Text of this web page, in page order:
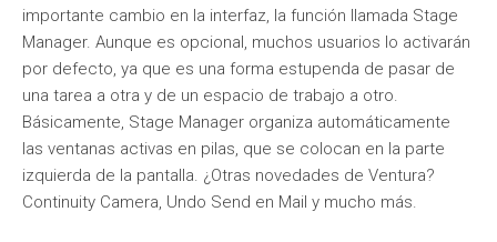
importante cambio en la interfaz, la función llamada Stage
Manager. Aunque es opcional, muchos usuarios lo activarán
por defecto, ya que es una forma estupenda de pasar de
una tarea a otra y de un espacio de trabajo a otro.
Básicamente, Stage Manager organiza automáticamente
las ventanas activas en pilas, que se colocan en la parte
izquierda de la pantalla. ¿Otras novedades de Ventura?
Continuity Camera, Undo Send en Mail y mucho más.